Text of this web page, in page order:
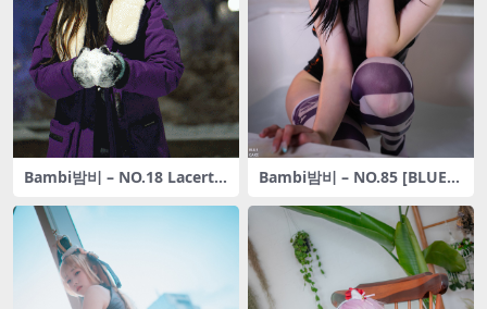
Bambi밤비 – NO.18 Lacerta
B]
Bambi밤비 – NO.85 [BLUEC
e [91P-1.30GB]